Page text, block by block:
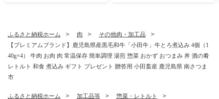
ふるさと納税ホーム 肉
その他肉・加工品
【プレミアムブランド】鹿児島県産黒毛和牛「小田牛」牛とろ煮込み 4個（1
40g×4） 牛肉 お肉 肉 常温保存 簡単調理 湯煎 惣菜 おかず おつまみ 丼 酒の肴
レトルト 和食 煮込み ギフト プレゼント 贈答用 小田畜産 鹿児島県 南さつま
市
ふるさと納税ホーム 加工品等
惣菜・レトルト